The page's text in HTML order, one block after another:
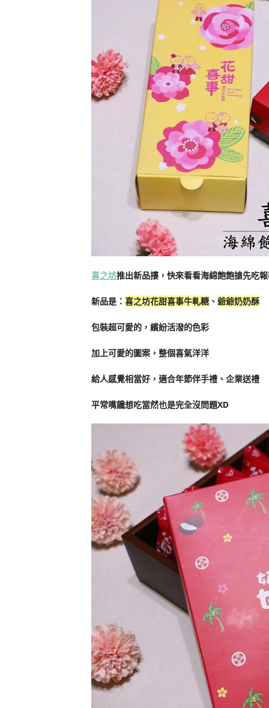
喜之坊推出新品摟，快來看看海綿飽飽搶先吃
新品是： 喜之坊花甜喜事牛軋糖 、 爺爺奶奶酥
包裝超可愛的，繽紛活潑的色彩
加上可愛的圖案，整個喜氣洋洋
給人感覺相當好，適合年節伴手禮、企業送禮
平常嘴饞想吃當然也是完全沒問題XD